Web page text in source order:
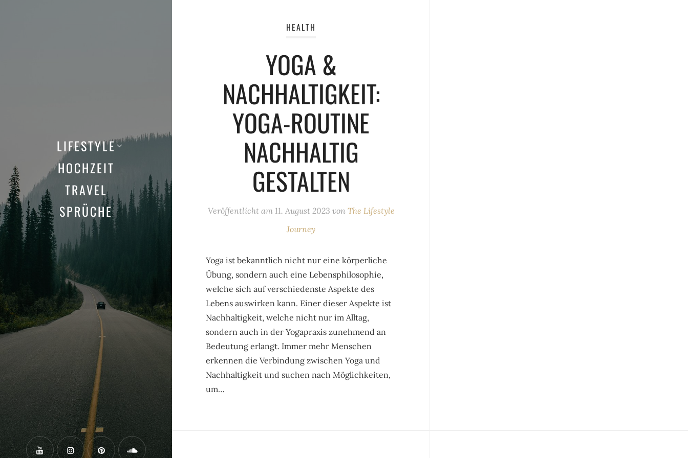
LIFESTYLE
HOCHZEIT
TRAVEL
SPRÜCHE
HEALTH
YOGA &
NACHHALTIGKEIT:
YOGA-ROUTINE
NACHHALTIG
GESTALTEN
Veröffentlicht am 11. August 2023 von The Lifestyle
Journey
Yoga ist bekanntlich nicht nur eine körperliche
Übung, sondern auch eine Lebensphilosophie,
welche sich auf verschiedenste Aspekte des
Lebens auswirken kann. Einer dieser Aspekte ist
Nachhaltigkeit, welche nicht nur im Alltag,
sondern auch in der Yogapraxis zunehmend an
Bedeutung erlangt. Immer mehr Menschen
erkennen die Verbindung zwischen Yoga und
Nachhaltigkeit und suchen nach Möglichkeiten,
um…